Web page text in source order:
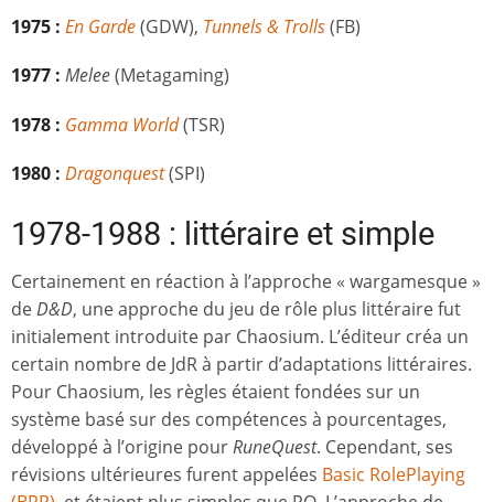
1975 : En Garde(GDW), Tunnels & Trolls(FB)
1977 : Melee(Metagaming)
1978 : Gamma World(TSR)
1980 : Dragonquest(SPI)
1978-1988 : littéraire et simple
Certainement en réaction à l’approche « wargamesque »
deD&D, une approche du jeu de rôle plus littéraire fut
initialement introduite par Chaosium. L’éditeur créa un
certain nombre de JdR à partir d’adaptations littéraires.
Pour Chaosium, les règles étaient fondées sur un
système basé sur des compétences à pourcentages,
développé à l’origine pourRuneQuest. Cependant, ses
révisions ultérieures furent appelées Basic RolePlaying